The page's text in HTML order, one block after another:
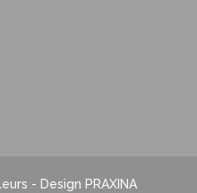
- Design PRAXINA